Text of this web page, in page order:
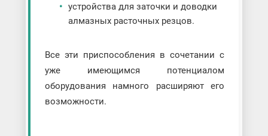
устройства для заточки и доводки
алмазных расточных резцов.
Все эти приспособления в сочетании с
уже имеющимся потенциалом
оборудования намного расширяют его
возможности.